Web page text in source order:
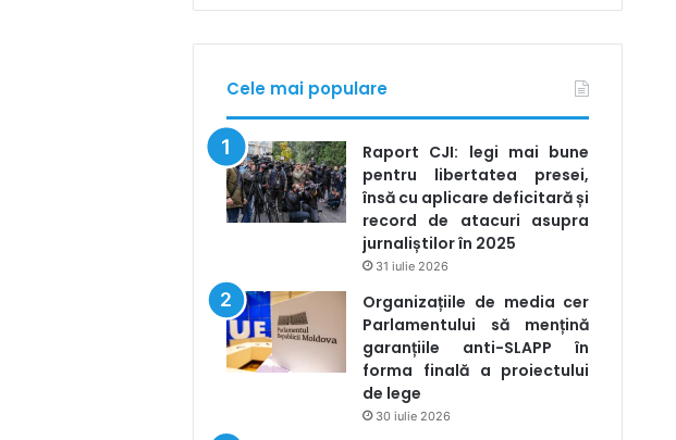
Cele mai populare
Raport CJI: legi mai bune
pentru libertatea presei,
însă cu aplicare deficitară și
record de atacuri asupra
jurnaliștilor în 2025
31 iulie 2026
Organizațiile de media cer
Parlamentului să mențină
garanțiile anti-SLAPP în
forma finală a proiectului
de lege
30 iulie 2026